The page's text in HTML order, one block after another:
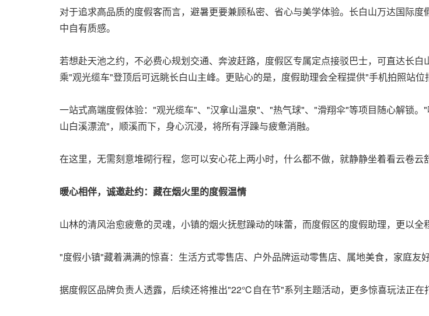
对于追求高品质的度假客而言，避暑更要兼顾私密、省心与美学体验。长白山万达国际
中自有质感。
若想赴天池之约，不必费心规划交通、奔波赶路，度假区专属定点接驳巴士，可直达长
乘"观光缆车"登顶后可远眺长白山主峰。更贴心的是，度假助理会全程提供"手机拍照站位
一站式高端度假体验："观光缆车"、"汉拿山温泉"、"热气球"、"滑翔伞"等项目随心解锁
山白溪漂流"，顺溪而下，身心沉浸，将所有浮躁与疲惫消融。
在这里，无需刻意堆砌行程，您可以安心花上两小时，什么都不做，就静静坐着看云卷
暖心相伴，诚邀赴约：藏在烟火里的度假温情
山林的清风治愈疲惫的灵魂，小镇的烟火抚慰躁动的味蕾，而度假区的度假助理，更以全
"度假小镇"藏着满满的惊喜：生活方式零售店、户外品牌运动零售店、属地美食，家庭友
据度假区品牌负责人透露，后续还将推出"22℃自在节"系列主题活动，更多惊喜玩法正在